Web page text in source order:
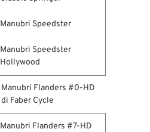
Manubri Speedster
Manubri Speedster
Hollywood
Manubri Flanders #0-HD
di Faber Cycle
Manubri Flanders #7-HD